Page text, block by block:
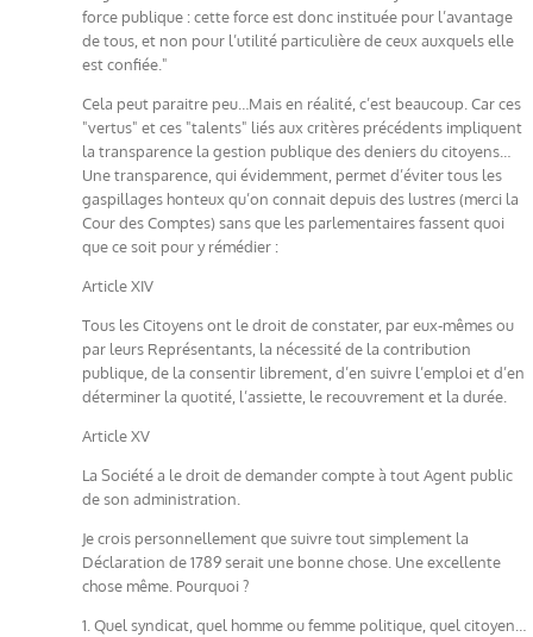
force publique : cette force est donc instituée pour l’avantage
de tous, et non pour l’utilité particulière de ceux auxquels elle
est confiée."
Cela peut paraitre peu…Mais en réalité, c’est beaucoup. Car ces
"vertus" et ces "talents" liés aux critères précédents impliquent
la transparence la gestion publique des deniers du citoyens…
Une transparence, qui évidemment, permet d’éviter tous les
gaspillages honteux qu’on connait depuis des lustres (merci la
Cour des Comptes) sans que les parlementaires fassent quoi
que ce soit pour y rémédier :
Article XIV
Tous les Citoyens ont le droit de constater, par eux-mêmes ou
par leurs Représentants, la nécessité de la contribution
publique, de la consentir librement, d’en suivre l’emploi et d’en
déterminer la quotité, l’assiette, le recouvrement et la durée.
Article XV
La Société a le droit de demander compte à tout Agent public
de son administration.
Je crois personnellement que suivre tout simplement la
Déclaration de 1789 serait une bonne chose. Une excellente
chose même. Pourquoi ?
1. Quel syndicat, quel homme ou femme politique, quel citoyen…